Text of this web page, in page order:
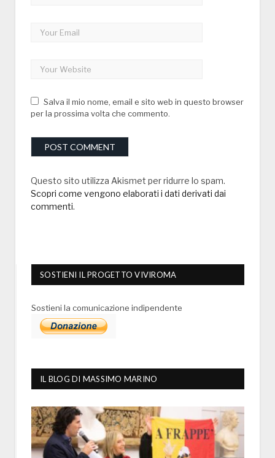
Salva il mio nome, email e sito web in questo browser
per la prossima volta che commento.
Questo sito utilizza Akismet per ridurre lo spam.
Scopri come vengono elaborati i dati derivati dai
commenti.
SOSTIENI IL PROGETTO VIVIROMA
Sostieni la comunicazione indipendente
IL BLOG DI MASSIMO MARINO